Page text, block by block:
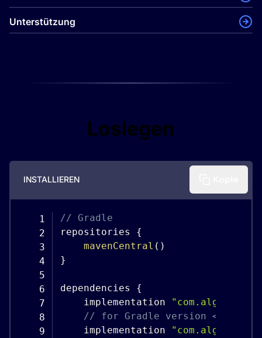
Unterstützung
Loslegen
INSTALLIEREN
// Gradle
repositories {
mavenCentral ( )
}
dependencies {
    implementation
// for Gradle version < 6.0,
    implementation